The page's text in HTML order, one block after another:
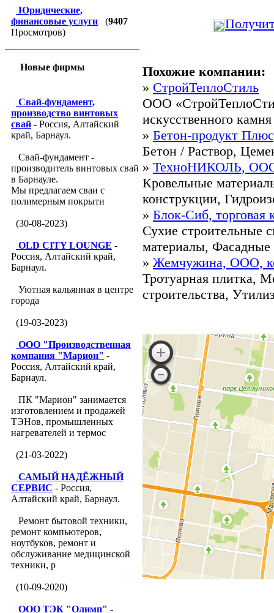
Юридические,
финансовые услуги
(9407
Просмотров)
Новые фирмы
Свай-фундамент,
производство винтовых
свай - Россия, Алтайский
край, Барнаул.
Свай-фундамент -
производитель винтовых свай
в Барнауле.
Мы предлагаем сваи с
полимерным покрыти
(30-08-2023)
OLD CITY LOUNGE -
Россия, Алтайский край,
Барнаул.
Уютная кальянная в центре
города
(19-03-2023)
ООО "Производственная
компания "Марион" -
Россия, Алтайский край,
Барнаул.
ПК "Марион" занимается
изготовлением и продажей
ТЭНов, промышленных
нагревателей и термос
(21-03-2022)
САМЫЙ НАДЁЖНЫЙ
СЕРВИС - Россия,
Алтайский край, Барнаул.
Ремонт бытовой техники,
ремонт компьютеров,
ноутбуков, ремонт и
обслуживание медицинской
техники, р
(10-09-2020)
ООО ТЭК "Олимп" -
Похожие компании:
» СтройТеплоСтиль
ООО
искусственного
» Бетон-продукт
Бетон / Раствор,
» ТехноНИКОЛЬ, ООО,
Кровельные
конструкции,
» Блок-Сиб, торговая
Сухие строительные
материалы,
» Жемчужина, ООО,
Тротуарная плитка,
строительства,